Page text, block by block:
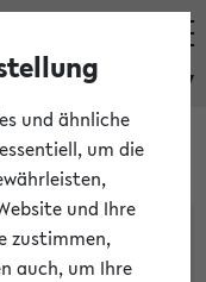
eKVV
und ähnliche
um die
und Ihre
zustimmen,
auch, um Ihre